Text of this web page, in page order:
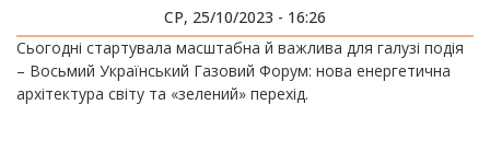
СР, 25/10/2023 - 16:26
Сьогодні стартувала масштабна й важлива для галузі подія
– Восьмий Український Газовий Форум: нова енергетична
архітектура світу та «зелений» перехід.